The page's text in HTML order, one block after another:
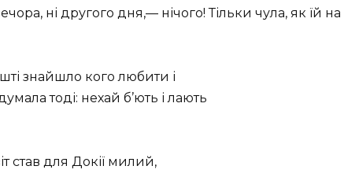
ні другого дня,— нічого! Тільки чула, як їй на
знайшло кого любити і
тоді: нехай б’ють і лають
став для Докії милий,